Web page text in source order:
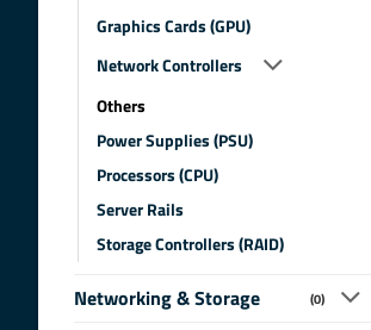
Graphics Cards (GPU)
Network Controllers
Others
Power Supplies (PSU)
Processors (CPU)
Server Rails
Storage Controllers (RAID)
Networking & Storage (0)